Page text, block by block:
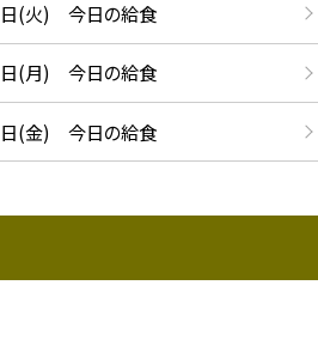
日(火) 今日の給食
日(月) 今日の給食
日(金) 今日の給食